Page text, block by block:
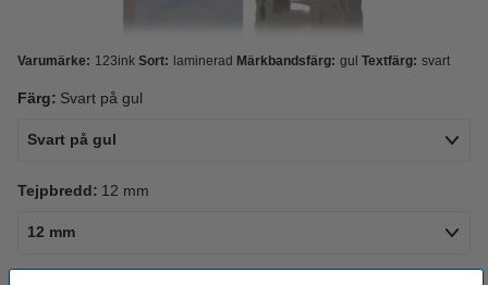
Varumärke: 123ink Sort: laminerad Märkbandsfärg: gul Textfärg: svart
Färg: Svart på gul
Svart på gul
Tejpbredd: 12 mm
12 mm